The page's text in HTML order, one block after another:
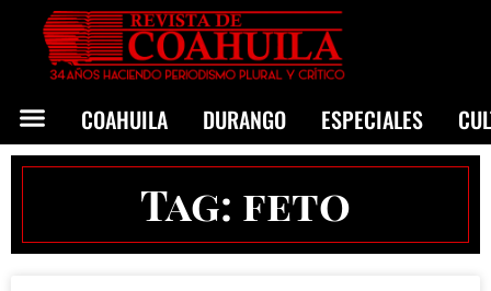
COAHUILA DURANGO ESPECIALES
Tag: feto